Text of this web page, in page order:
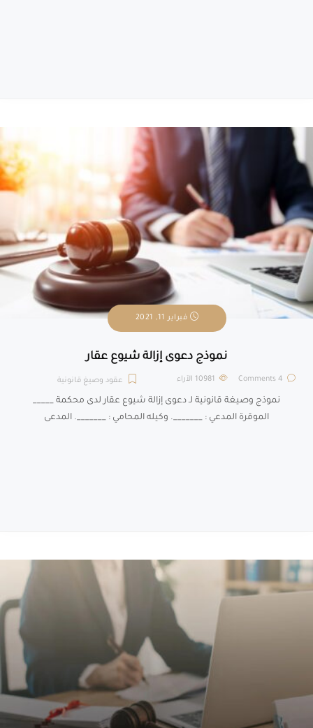
فبراير 11, 2021
نموذج دعوى إزالة شيوع عقار
عقود وصيغ قانونية 4 Comments الآراء
نموذج وصيغة قانونية لـ دعوى إزالة شيوع عقار لدى محكمة _____
الموقرة المدعي : _______. وكيله المحامي : _______. المدعى